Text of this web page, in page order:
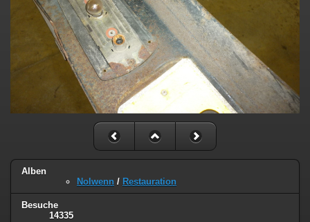
Alben
Nolwenn / Restauration
Besuche
14335